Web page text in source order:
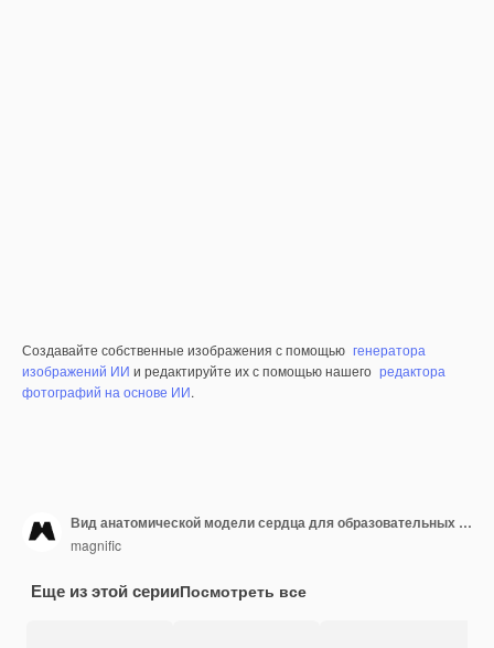
Создавайте собственные изображения с помощью генератора
изображений ИИ и редактируйте их с помощью нашего редактора
фотографий на основе ИИ.
Вид анатомической модели сердца для образовательных целей со стетоскопом
magnific
Еще из этой серииПосмотреть все